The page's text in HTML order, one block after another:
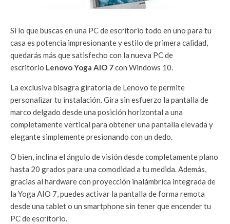
Si lo que buscas en una PC de escritorio todo en uno para tu
casa es potencia impresionante y estilo de primera calidad,
quedarás más que satisfecho con la nueva PC de
escritorio Lenovo Yoga AIO 7con Windows 10.
La exclusiva bisagra giratoria de Lenovo te permite
personalizar tu instalación. Gira sin esfuerzo la pantalla de
marco delgado desde una posición horizontal a una
completamente vertical para obtener una pantalla elevada y
elegante simplemente presionando con un dedo.
O bien, inclina el ángulo de visión desde completamente plano
hasta 20 grados para una comodidad a tu medida. Además,
gracias al hardware con proyección inalámbrica integrada de
la Yoga AIO 7, puedes activar la pantalla de forma remota
desde una tablet o un smartphone sin tener que encender tu
PC de escritorio.